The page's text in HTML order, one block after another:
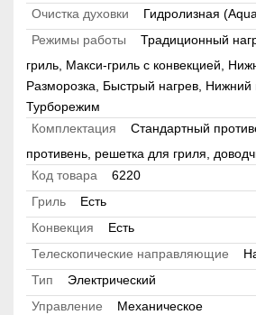
Очистка духовки
Гидролизная
Режимы работы
Традиционный
гриль, Макси-гриль с конвекцией,
Разморозка, Быстрый нагрев, Нижний
Турборежим
Комплектация
Стандартный
противень, решетка для гриля,
Код товара
6220
Гриль
Есть
Конвекция
Есть
Телескопические направляющие
Тип
Электрический
Управление
Механическое